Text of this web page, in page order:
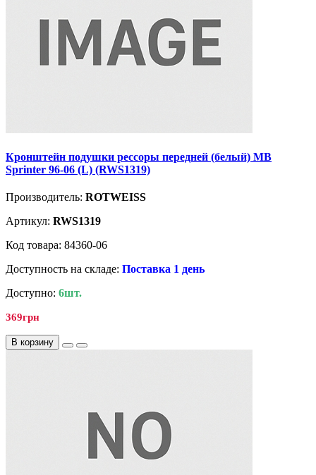
Кронштейн подушки рессоры передней (белый) MB
Sprinter 96-06 (L) (RWS1319)
Производитель: ROTWEISS
Артикул: RWS1319
Код товара: 84360-06
Доступность на складе: Поставка 1 день
Доступно: 6шт.
369грн
В корзину